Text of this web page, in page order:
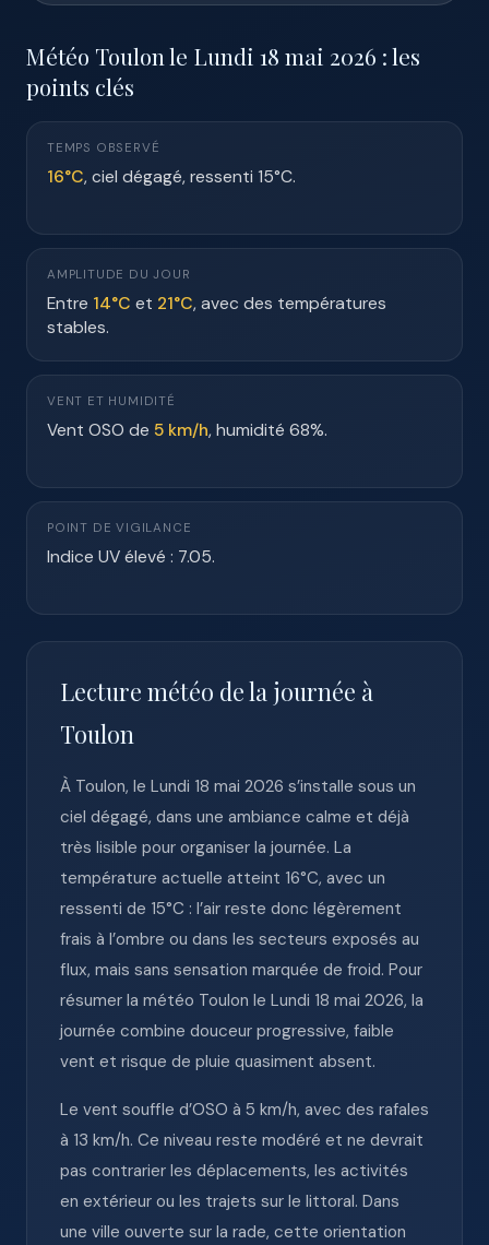
Météo Toulon le Lundi 18 mai 2026 : les
points clés
TEMPS OBSERVÉ
16°C, ciel dégagé, ressenti 15°C.
AMPLITUDE DU JOUR
Entre 14°C et 21°C, avec des températures
stables.
VENT ET HUMIDITÉ
Vent OSO de 5 km/h, humidité 68%.
POINT DE VIGILANCE
Indice UV élevé : 7.05.
Lecture météo de la journée à
Toulon
À Toulon, le Lundi 18 mai 2026 s’installe sous un
ciel dégagé, dans une ambiance calme et déjà
très lisible pour organiser la journée. La
température actuelle atteint 16°C, avec un
ressenti de 15°C : l’air reste donc légèrement
frais à l’ombre ou dans les secteurs exposés au
flux, mais sans sensation marquée de froid. Pour
résumer la météo Toulon le Lundi 18 mai 2026, la
journée combine douceur progressive, faible
vent et risque de pluie quasiment absent.
Le vent souffle d’OSO à 5 km/h, avec des rafales
à 13 km/h. Ce niveau reste modéré et ne devrait
pas contrarier les déplacements, les activités
en extérieur ou les trajets sur le littoral. Dans
une ville ouverte sur la rade, cette orientation